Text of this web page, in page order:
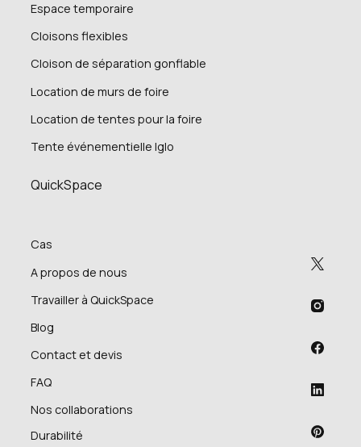
QuickSpace
Cas
A propos de nous
Travailler à QuickSpace
Blog
Contact et devis
FAQ
Nos collaborations
Durabilité
Espace temporaire
Cloisons flexibles
Cloison de séparation gonflable
Location de murs de foire
Location de tentes pour la foire
Tente événementielle Iglo